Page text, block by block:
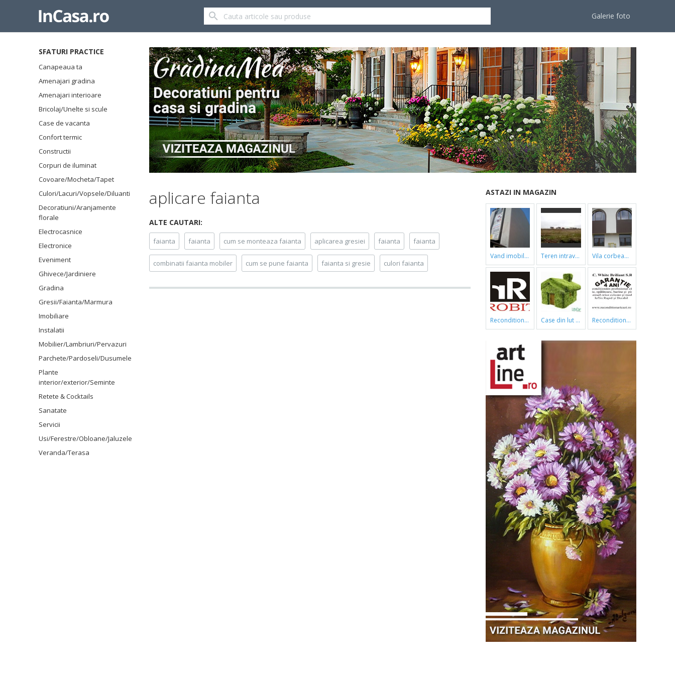
Galerie foto
SFATURI PRACTICE
Canapeaua ta
Amenajari gradina
Amenajari interioare
Bricolaj/Unelte si scule
Case de vacanta
Confort termic
Constructii
Corpuri de iluminat
Covoare/Mocheta/Tapet
Culori/Lacuri/Vopsele/Diluanti
Decoratiuni/Aranjamente
florale
Electrocasnice
Electronice
Eveniment
Ghivece/Jardiniere
Gradina
Gresii/Faianta/Marmura
Imobiliare
Instalatii
Mobilier/Lambriuri/Pervazuri
Parchete/Pardoseli/Dusumele
Plante
interior/exterior/Seminte
Retete & Cocktails
Sanatate
Servicii
Usi/Ferestre/Obloane/Jaluzele
Veranda/Terasa
aplicare faianta
ALTE CAUTARI:
faianta faianta cum se monteaza faianta aplicarea gresiei faianta faianta
combinatii faianta mobiler cum se pune faianta faianta si gresie culori faianta
ASTAZI IN MAGAZIN
vand imobil ,790m,piata gorjului,pret negociabil teren intravilan vila corbeanca
reconditionari cazi de baie case din lut si paie reconditionari cazi de baie